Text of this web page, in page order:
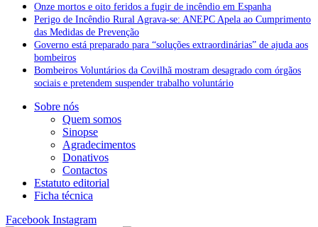
Onze mortos e oito feridos a fugir de incêndio em Espanha
Perigo de Incêndio Rural Agrava-se: ANEPC Apela ao Cumprimento
das Medidas de Prevenção
Governo está preparado para “soluções extraordinárias” de ajuda aos
bombeiros
Bombeiros Voluntários da Covilhã mostram desagrado com órgãos
sociais e pretendem suspender trabalho voluntário
Sobre nós
Quem somos
Sinopse
Agradecimentos
Donativos
Contactos
Estatuto editorial
Ficha técnica
Facebook Instagram